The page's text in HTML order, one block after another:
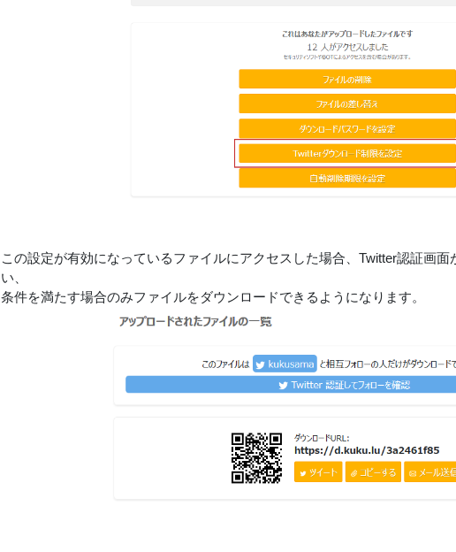
この設定が有効になっているファイルにアクセスした場合、Twitter認証画
い、
条件を満たす場合のみファイルをダウンロードできるようになります。